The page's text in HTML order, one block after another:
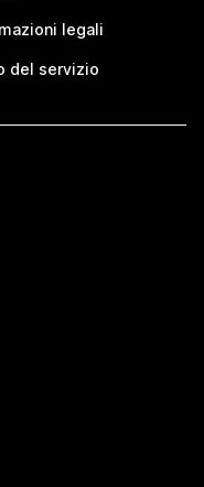
legali
del servizio